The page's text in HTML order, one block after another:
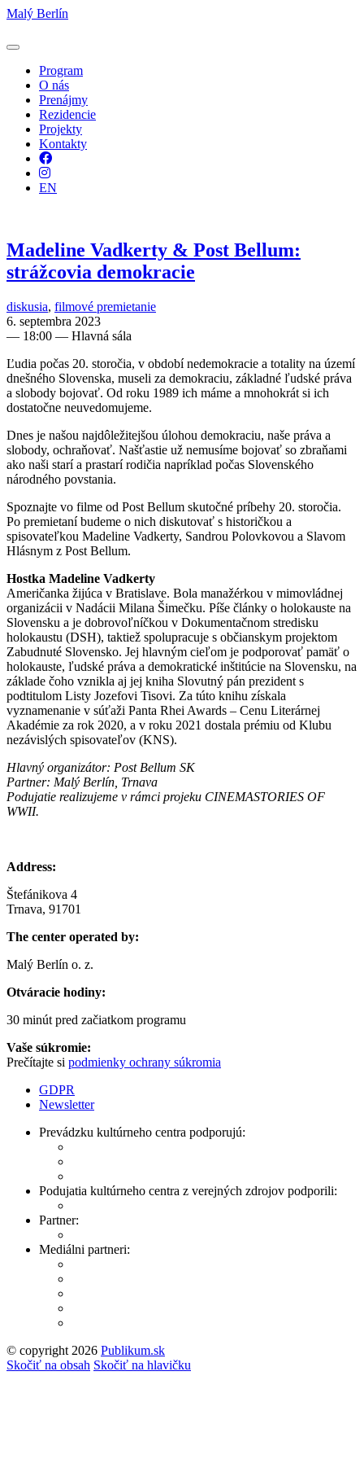
Malý Berlín
Program
O nás
Prenájmy
Rezidencie
Projekty
Kontakty
Facebook
Instagram
EN
Madeline Vadkerty & Post Bellum:
strážcovia demokracie
diskusia, filmové premietanie
6. septembra 2023
— 18:00 — Hlavná sála
Ľudia počas 20. storočia, v období nedemokracie a totality na území
dnešného Slovenska, museli za demokraciu, základné ľudské práva
a slobody bojovať. Od roku 1989 ich máme a mnohokrát si ich
dostatočne neuvedomujeme.
Dnes je našou najdôležitejšou úlohou demokraciu, naše práva a
slobody, ochraňovať. Našťastie už nemusíme bojovať so zbraňami
ako naši starí a prastarí rodičia napríklad počas Slovenského
národného povstania.
Spoznajte vo filme od Post Bellum skutočné príbehy 20. storočia.
Po premietaní budeme o nich diskutovať s historičkou a
spisovateľkou Madeline Vadkerty, Sandrou Polovkovou a Slavom
Hlásnym z Post Bellum.
Hostka Madeline Vadkerty
Američanka žijúca v Bratislave. Bola manažérkou v mimovládnej
organizácii v Nadácii Milana Šimečku. Píše články o holokauste na
Slovensku a je dobrovoľníčkou v Dokumentačnom stredisku
holokaustu (DSH), taktiež spolupracuje s občianskym projektom
Zabudnuté Slovensko. Jej hlavným cieľom je podporovať pamäť o
holokauste, ľudské práva a demokratické inštitúcie na Slovensku, na
základe čoho vznikla aj jej kniha Slovutný pán prezident s
podtitulom Listy Jozefovi Tisovi. Za túto knihu získala
vyznamenanie v súťaži Panta Rhei Awards – Cenu Literárnej
Akadémie za rok 2020, a v roku 2021 dostala prémiu od Klubu
nezávislých spisovateľov (KNS).
Hlavný organizátor: Post Bellum SK
Partner: Malý Berlín, Trnava
Podujatie realizujeme v rámci projeku CINEMASTORIES OF
WWII.
Address:
Štefánikova 4
Trnava, 91701
The center operated by:
Malý Berlín o. z.
Otváracie hodiny:
30 minút pred začiatkom programu
Vaše súkromie:
Prečítajte si podmienky ochrany súkromia
GDPR
Newsletter
Prevádzku kultúrneho centra podporujú:
Podujatia kultúrneho centra z verejných zdrojov podporili:
Partner:
Mediálni partneri:
© copyright 2026 Publikum.sk
Tvorba stránok: Enjoy
Skočiť na obsah Skočiť na hlavičku